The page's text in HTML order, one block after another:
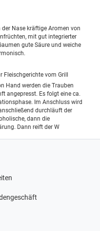
der Nase kräftige Aromen von
mit gut integrierter
gute Säure und weiche
Fleischgerichte vom Grill
Hand werden die Trauben
angepresst. Es folgt eine ca.
Im Anschluss wird
durchläuft der
dann die
Dann reift der W